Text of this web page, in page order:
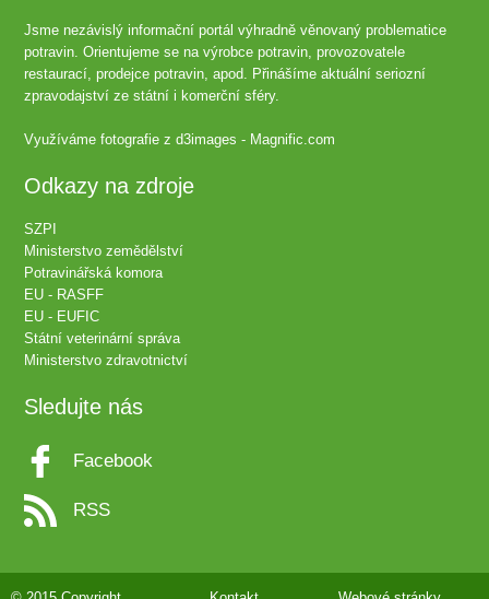
Jsme nezávislý informační portál výhradně věnovaný problematice
potravin. Orientujeme se na výrobce potravin, provozovatele
restaurací, prodejce potravin, apod. Přinášíme aktuální seriozní
zpravodajství ze státní i komerční sféry.
Využíváme fotografie zd3images - Magnific.com
Odkazy na zdroje
SZPI
Ministerstvo zemědělství
Potravinářská komora
EU - RASFF
EU - EUFIC
Státní veterinární správa
Ministerstvo zdravotnictví
Sledujte nás
Facebook
RSS